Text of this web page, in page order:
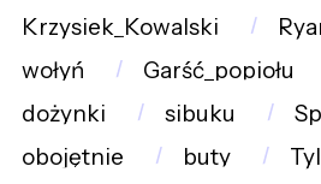
Krzysiek_Kowalski
wołyń
Garść_popiołu
dożynki
sibuku
obojętnie
buty